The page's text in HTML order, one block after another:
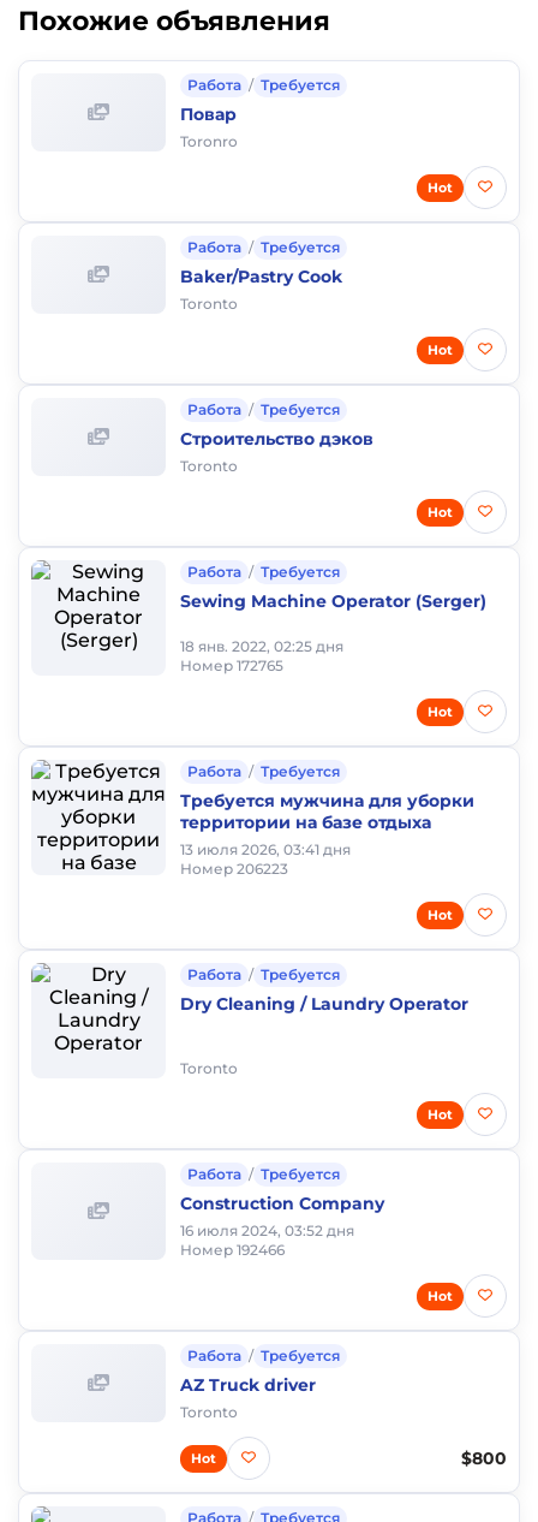
Похожие объявления
Работа / Требуется
Повар
Toronro
Hot
Работа / Требуется
Baker/Pastry Cook
Toronto
Hot
Работа / Требуется
Строительство дэков
Toronto
Hot
Работа / Требуется
Sewing Machine Operator (Serger)
18 янв. 2022, 02:25 дня
Номер 172765
Hot
Работа / Требуется
Требуется мужчина для уборки
территории на базе отдыха
13 июля 2026, 03:41 дня
Номер 206223
Hot
Работа / Требуется
Dry Cleaning / Laundry Operator
Toronto
Hot
Работа / Требуется
Construction Company
16 июля 2024, 03:52 дня
Номер 192466
Hot
Работа / Требуется
AZ Truck driver
Toronto
$800
Hot
Работа / Требуется